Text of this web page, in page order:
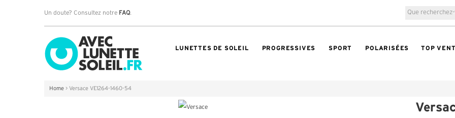
Un doute? Consultez notre FAQ.
LUNETTES DE SOLEIL PROGRESSIVES SPORT POLARISÉES TOP
Home > Versace VE1264-1460-54